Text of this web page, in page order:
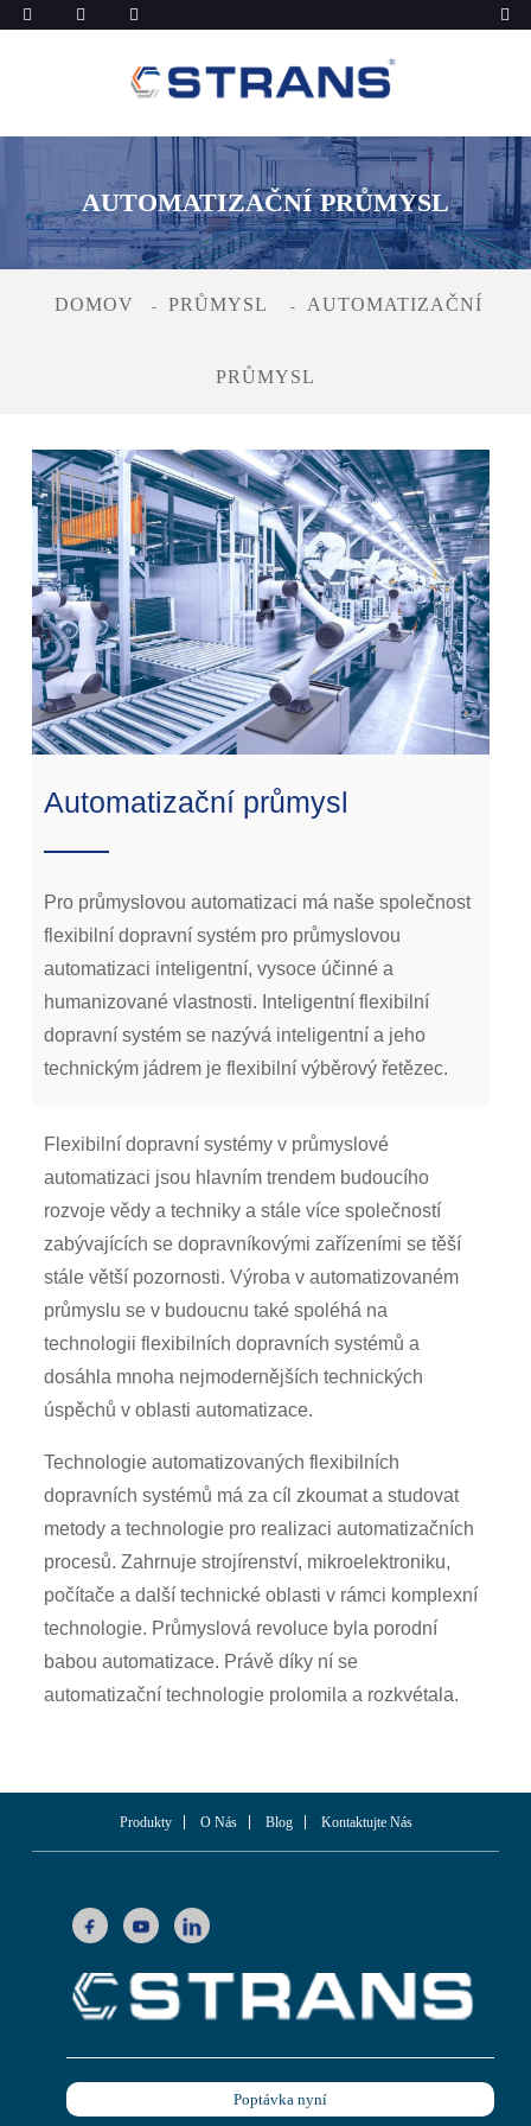
AUTOMATIZAČNÍ PRŮMYSL
DOMOV PRŮMYSL AUTOMATIZAČNÍ
PRŮMYSL
Automatizační průmysl
Pro průmyslovou automatizaci má naše společnost
flexibilní dopravní systém pro průmyslovou
automatizaci inteligentní, vysoce účinné a
humanizované vlastnosti. Inteligentní flexibilní
dopravní systém se nazývá inteligentní a jeho
technickým jádrem je flexibilní výběrový řetězec.
Flexibilní dopravní systémy v průmyslové
automatizaci jsou hlavním trendem budoucího
rozvoje vědy a techniky a stále více společností
zabývajících se dopravníkovými zařízeními se těší
stále větší pozornosti. Výroba v automatizovaném
průmyslu se v budoucnu také spoléhá na
technologii flexibilních dopravních systémů a
dosáhla mnoha nejmodernějších technických
úspěchů v oblasti automatizace.
Technologie automatizovaných flexibilních
dopravních systémů má za cíl zkoumat a studovat
metody a technologie pro realizaci automatizačních
procesů. Zahrnuje strojírenství, mikroelektroniku,
počítače a další technické oblasti v rámci komplexní
technologie. Průmyslová revoluce byla porodní
babou automatizace. Právě díky ní se
automatizační technologie prolomila a rozkvétala.
Produkty O Nás Blog Kontaktujte Nás
Poptávka nyní